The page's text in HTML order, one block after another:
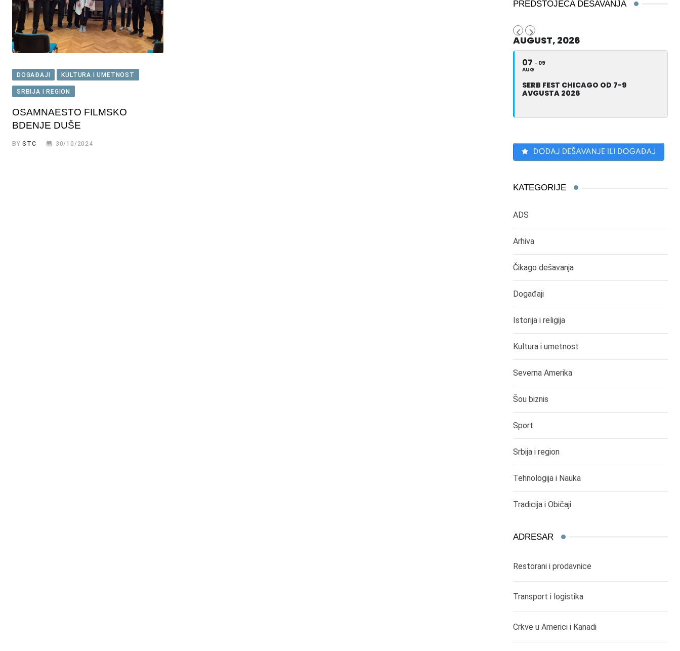
DOGAĐAJI KULTURA I UMETNOST
SRBIJA I REGION
OSAMNAESTO FILMSKO
BDENJE DUŠE
BYSTC 30/10/2024
PREDSTOJEĆA DEŠAVANJA
AUGUST, 2026
07
AUG
09
SERB FEST CHICAGO OD 7-9
AVGUSTA 2026
KATEGORIJE
ADS
Arhiva
Čikago dešavanja
Događaji
Istorija i religija
Kultura i umetnost
Severna Amerika
Šou biznis
Sport
Srbija i region
Tehnologija i Nauka
Tradicija i Običaji
ADRESAR
Restorani i prodavnice
Transport i logistika
Crkve u Americi i Kanadi